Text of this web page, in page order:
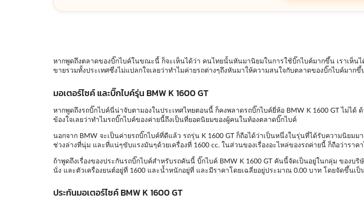
หากพูดถึงตลาดของบิ๊กไบค์ในขณะนี้ ก็จะเห็นได้ว่า คนไทยนั้นหันมานิยมในการใช้บิ๊กไบค์มากขึ้น เราเห็น
ขายรวมทั้งประเทศซึ่งไม่แปลกใจเลยว่าทำไมค่ายรถต่างๆถึงหันมาให้ความสนใจกับตลาดของบิ๊กไบค์มากขึ้
มอเตอร์ไซค์ และบิ๊กไบค์รุ่น BMW K 1600 GT
หากพูดถึงรถบิ๊กไบค์นี่น่าจับตามองในประเทศไทยตอนนี้ ก็คงพลาดรถบิ๊กไบค์ยี่ห้อ BMW K 1600 GT ไม่ไ
ข้องใจเลยว่าทำไมรถบิ๊กไบค์ของค่ายนี้ถึงเป็นที่ยอดนิยมของผู้คนในท้องตลาดบิ๊กไบค์
นอกจาก BMW จะเป็นค่ายรถบิ๊กไบค์ที่ดีแล้ว รถรุ่น K 1600 GT ก็ถือได้ว่าเป็นหนึ่งในรุ่นที่ได้รับความนิย
ช่วงล่างที่นุ่ม และที่แน่ๆขับแรงมันๆด้วยเครื่องที่ 1600 cc. ในส่วนของเรื่องอะไหล่ของรถค่ายนี้ ก็ถือว่ารา
ถ้าพูดถึงเรื่องของประกันรถบิ๊กไบค์สำหรับรถคันนี้ บิ๊กไบค์ BMW K 1600 GT คันนี้จัดเป็นอยู่ในกลุ่ม ของ
นั่ง และตัวเครื่องยนต์อยู่ที่ 1600 และน้ำหนักอยู่ที่ และมีราคาโดยเฉลี่ยอยู่ประมาณ 0.00 บาท โดยจัดขึ้นเป็
ประกันมอเตอร์ไซค์ BMW K 1600 GT